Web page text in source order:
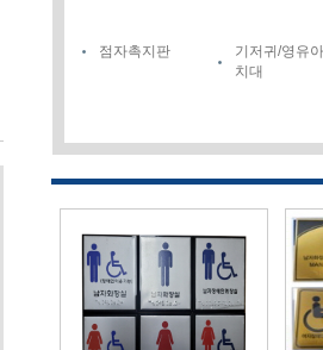
점자촉지판
기저귀/영유
치대